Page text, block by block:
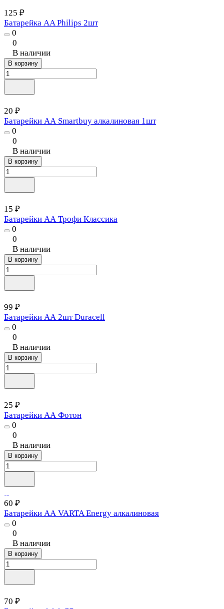
125 ₽
Батарейка AA Philips 2шт
0
0
В наличии
В корзину
20 ₽
Батарейки АА Smartbuy алкалиновая 1шт
0
0
В наличии
В корзину
15 ₽
Батарейки АА Трофи Классика
0
0
В наличии
В корзину
99 ₽
Батарейки АА 2шт Duracell
0
0
В наличии
В корзину
25 ₽
Батарейки АА Фотон
0
0
В наличии
В корзину
60 ₽
Батарейки АА VARTA Energy алкалиновая
0
0
В наличии
В корзину
70 ₽